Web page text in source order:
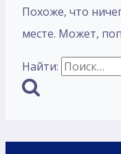
Похоже, что
месте. Может,
Найти: